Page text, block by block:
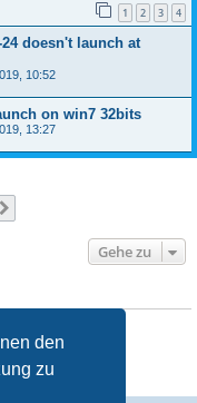
den
zu
1 2 3 4
doesn't launch at
10:52
on win7 32bits
13:27
Gehe zu
erstellen.